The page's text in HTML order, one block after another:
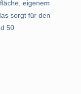
eigenem
sorgt für den
50